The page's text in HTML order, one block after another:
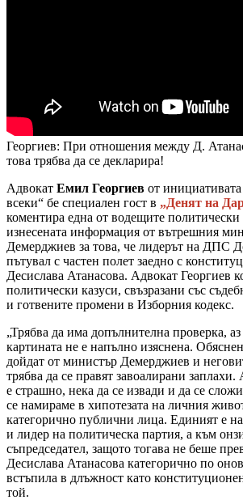
Георгиев: При отношения между Д.
това трябва да се декларира!
Адвокат Емил Георгиев от
всеки“ бе специален гост в „Денят на
коментира една от водещите политически
изнесената информация от вътрешния
Демерджиев за това, че лидерът на ДПС
пътувал с частен полет заедно с
Десислава Атанасова. Адвокат Георгиев
политически казуси, свъзразани със
и готвените промени в Изборния кодекс.
„Трябва да има допълнителна проверка,
картината не е напълно изяснена.
дойдат от министър Демерджиев и
трябва да се правят завоалирани
е страшно, нека да се извади и да се
се намираме в хипотезата на личния
категорично публични лица. Единият е
и лидер на политическа партия, а към
съпредседател, защото тогава не беше
Десислава Атанасова категорично по
встъпила в длъжност като
той.